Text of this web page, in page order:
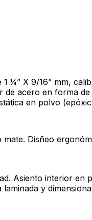
¼” X 9/16” mm,
acero en forma
en polvo
Disñeo
Asiento interior
y